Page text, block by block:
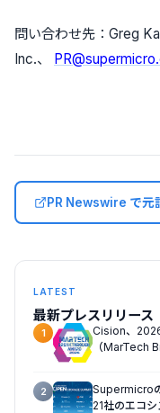
問い合わせ先：Greg
Inc.、
PR Newswire で元
LATEST
最新プレスリリース
1
Cision、
（MarTech
2
Supermicro
21社のエコ